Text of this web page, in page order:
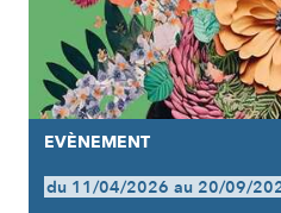
EVÈNEMENT
du 11/04/2026 au 20/09/